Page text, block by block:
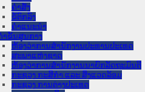
ຄໍາສັ່ງ
ຂໍ້ຕົກລົງ
ຄໍາແນະນໍາ
າຂັ້ນສູນກາງ
ຫ້ອງວ່າການສໍານັກງານປະທານປະເທດ
ສະພາແຫ່ງຊາດ
ຫ້ອງວ່າການສຳນັກງານນາຍົກລັດຖະມົນຕີ
ກະຊວງ ກະສິກຳ ແລະ ສິ່ງແວດລ້ອມ
ກະຊວງ ການຕ່າງປະເທດ